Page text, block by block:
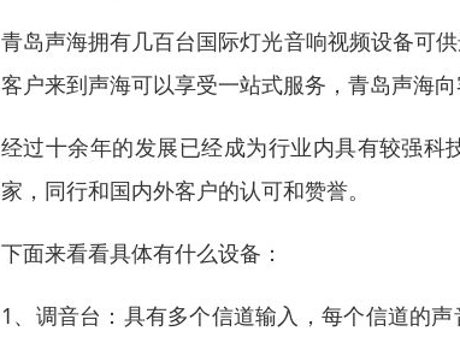
青岛声海拥有几百台国际灯光音响视频设备可
客户来到声海可以享受一站式服务，青岛声海
经过十余年的发展已经成为行业内具有较强
家，同行和国内外客户的认可和赞誉。
下面来看看具体有什么设备：
1、调音台：具有多个信道输入，每个信道的